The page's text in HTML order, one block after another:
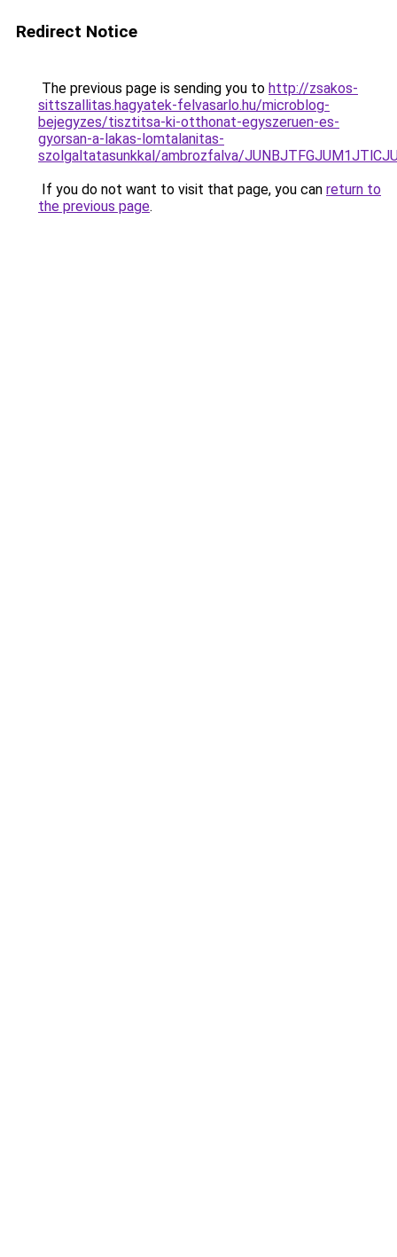
Redirect Notice
The previous page is sending you to http://zsakos-
sittszallitas.hagyatek-felvasarlo.hu/microblog-
bejegyzes/tisztitsa-ki-otthonat-egyszeruen-es-
gyorsan-a-lakas-lomtalanitas-
szolgaltatasunkkal/ambrozfalva/
If you do not want to visit that page, you can return to
the previous page.